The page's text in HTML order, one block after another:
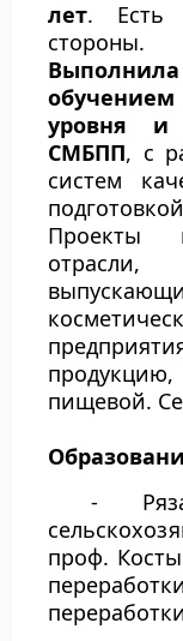
лет. Есть
стороны.
обучением
уровня и
СМБПП, с
систем
Проекты
пищевой.
-
проф.